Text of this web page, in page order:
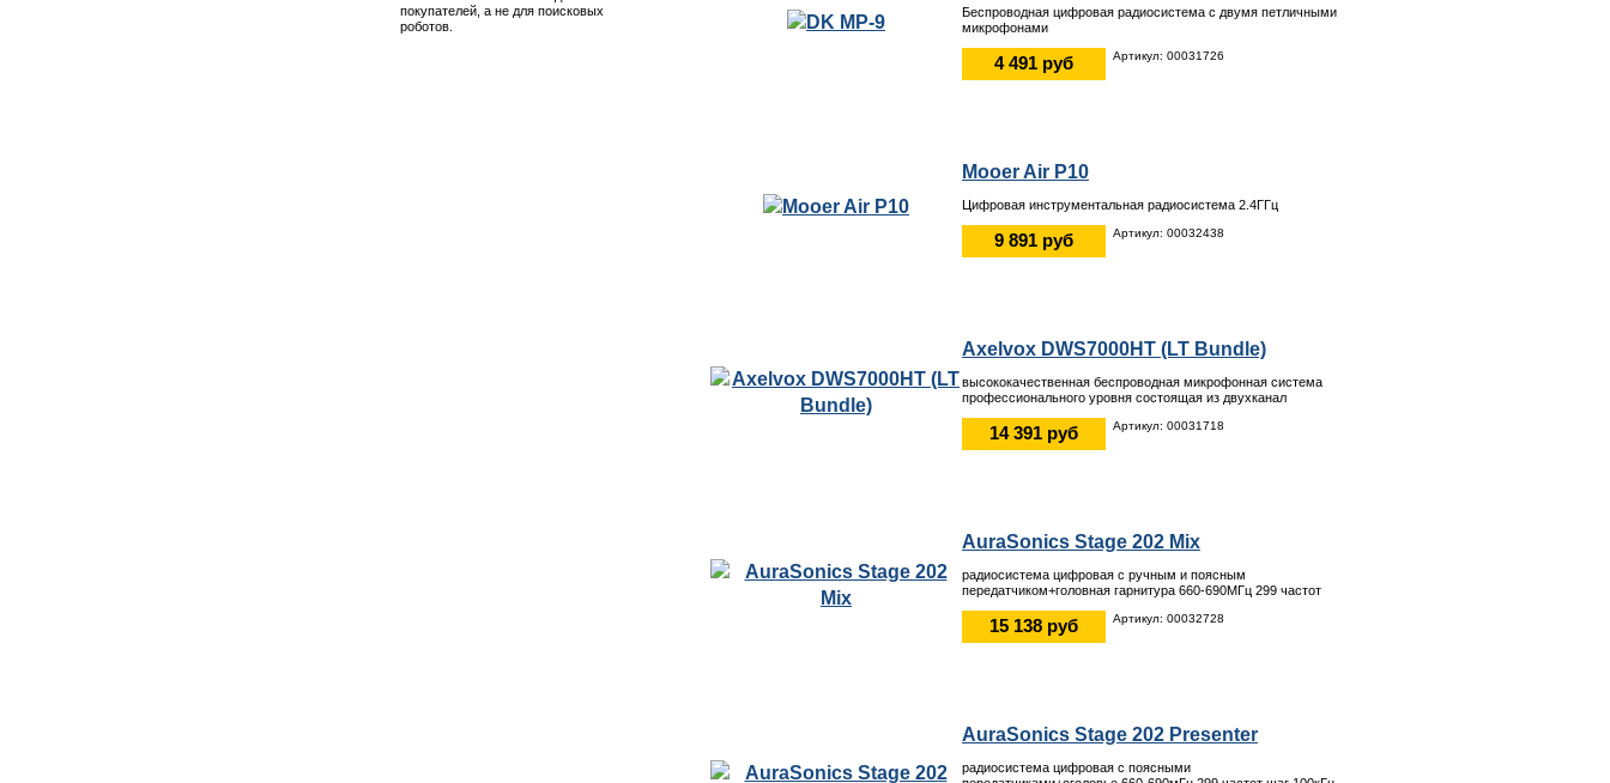
покупателей, а не для поисковых
роботов.
Беспроводная цифровая радиосистема с двумя петличными
микрофонами
4 491 руб Артикул: 00031726
Mooer Air P10
Цифровая инструментальная радиосистема 2.4ГГц
9 891 руб Артикул: 00032438
Axelvox DWS7000HT (LT Bundle)
высококачественная беспроводная микрофонная система
профессионального уровня состоящая из двухканал
14 391 руб Артикул: 00031718
AuraSonics Stage 202 Mix
радиосистема цифровая с ручным и поясным
передатчиком+головная гарнитура 660-690МГц 299 частот
15 138 руб Артикул: 00032728
AuraSonics Stage 202 Presenter
радиосистема цифровая с поясными